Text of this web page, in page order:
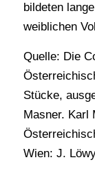
bildeten
weiblichen
Quelle: Die
Stücke,
Masner. Karl
Wien: J.